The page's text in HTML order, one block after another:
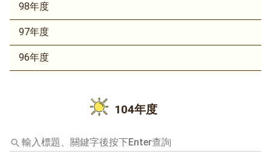
98年度
97年度
96年度
104年度
輸
入